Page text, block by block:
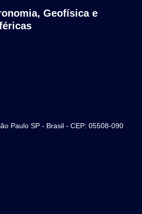
Geofísica e
Paulo SP - Brasil - CEP: 05508-090